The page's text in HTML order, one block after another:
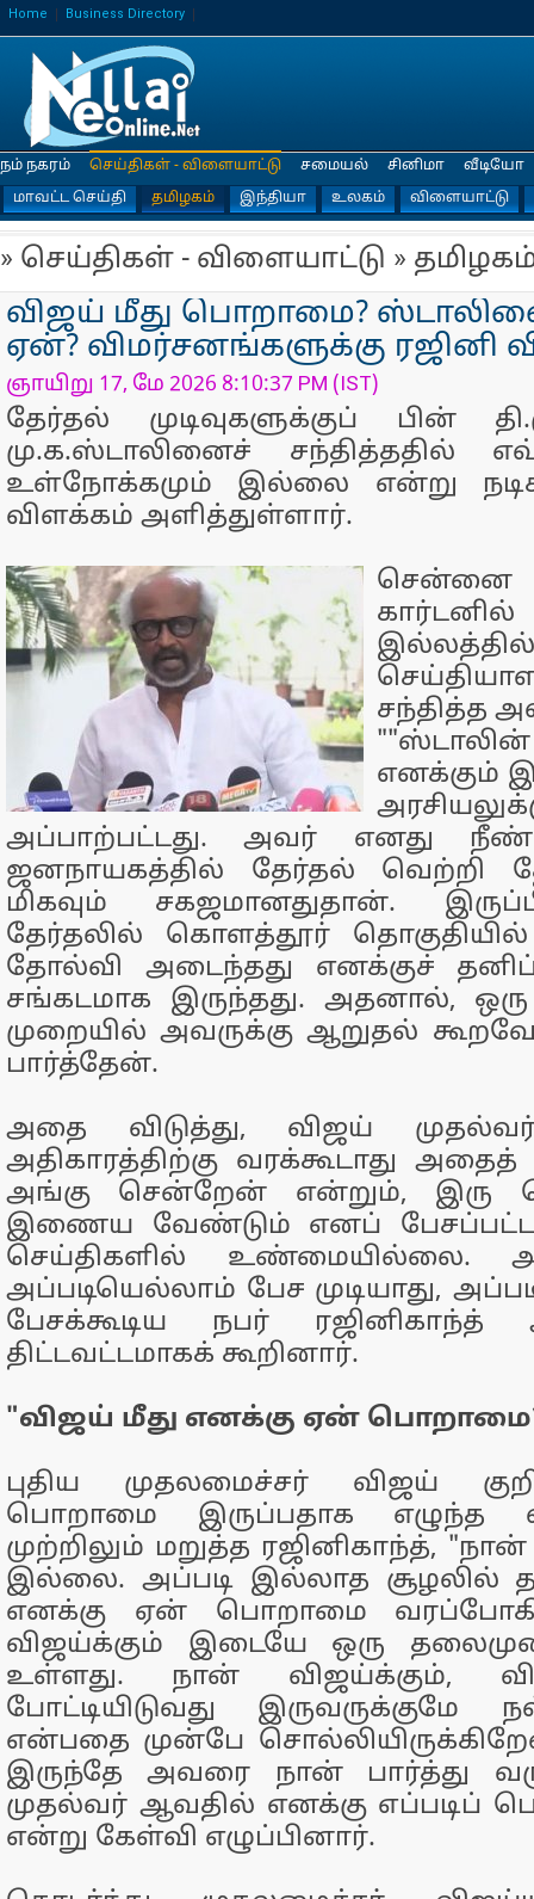
Home Business Directory
நம் நகரம்
செய்திகள் - விளையாட்டு
மாவட்ட செய்தி
தமிழகம் இந்தியா உலகம் விளையாட்டு
சமையல் சினிமா வீடியோ
» செய்திகள் - விளையாட்டு »
விஜய் மீது பொறாமை?
ஏன்? விமர்சனங்களுக்கு ரஜினி
ஞாயிறு 17, மே 2026 8:10:37 PM (IST)
தேர்தல் முடிவுகளுக்குப் பின்
மு.க.ஸ்டாலினைச் சந்தித்ததில்
உள்நோக்கமும் இல்லை என்று
விளக்கம் அளித்துள்ளார்.
இல்லத்தில்
சந்தித்த
எனக்கும்
அப்பாற்பட்டது. அவர் எனது
ஜனநாயகத்தில் தேர்தல் வெற்றி
மிகவும் சகஜமானதுதான்.
தேர்தலில் கொளத்தூர்
தோல்வி அடைந்தது எனக்குச்
சங்கடமாக இருந்தது. அதனால்,
முறையில் அவருக்கு ஆறுதல்
பார்த்தேன்.
அதை விடுத்து, விஜய் முதல்வர்
அதிகாரத்திற்கு வரக்கூடாது
அங்கு சென்றேன் என்றும், இரு
இணைய வேண்டும் எனப்
செய்திகளில் உண்மையில்லை.
அப்படியெல்லாம் பேச முடியாது,
பேசக்கூடிய நபர்
திட்டவட்டமாகக் கூறினார்.
"விஜய் மீது எனக்கு ஏன்
புதிய முதலமைச்சர் விஜய்
பொறாமை இருப்பதாக எழுந்த
முற்றிலும் மறுத்த ரஜினிகாந்த்,
இல்லை. அப்படி இல்லாத சூழலில்
எனக்கு ஏன் பொறாமை
விஜய்க்கும் இடையே ஒரு
உள்ளது. நான் விஜய்க்கும்,
போட்டியிடுவது
என்பதை முன்பே
இருந்தே அவரை நான் பார்த்து
முதல்வர் ஆவதில் எனக்கு எப்படிப்
என்று கேள்வி எழுப்பினார்.